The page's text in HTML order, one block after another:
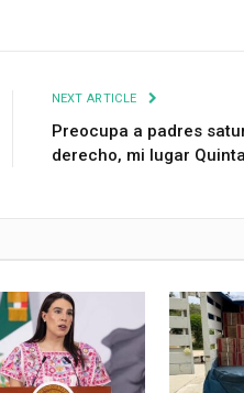
NEXT ARTICLE
Preocupa a padres
derecho, mi lugar